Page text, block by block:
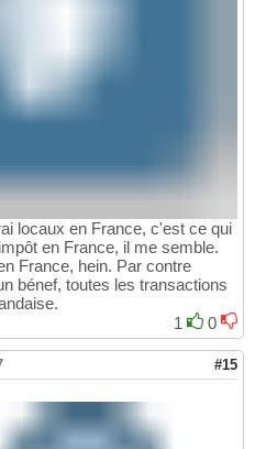
locaux en France, c'est ce qui
en France, il me semble.
France, hein. Par contre
bénef, toutes les transactions
1
0
#15